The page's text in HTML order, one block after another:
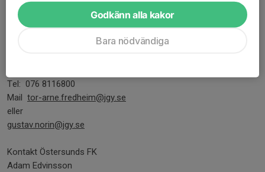
Wargentin i Östersund. Är du beredd att lägga ner mycket tid på
skolan och din idrott är du varmt välkommen att söka NIU
fotboll. Ansökan gör du på www.jhff.se senast 1 december.
Tel: 076 8116800
Mail tor-arne.fredheim@jgy.se
eller
gustav.norin@jgy.se
Kontakt Östersunds FK
Adam Edvinsson
Godkänn alla kakor
Bara nödvändiga